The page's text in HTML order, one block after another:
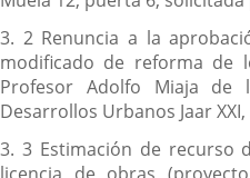
3. 2 Renuncia a la
modificado de reforma de
Profesor Adolfo Miaja de
Desarrollos Urbanos Jaar XXI,
3. 3 Estimación de recurso